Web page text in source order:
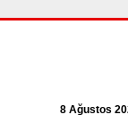
8 Ağustos